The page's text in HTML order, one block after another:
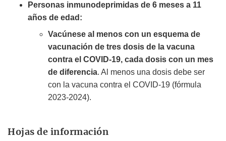
Personas inmunodeprimidas de 6 meses a 11
años de edad:
Vacúnese al menos con un esquema de
vacunación de tres dosis de la vacuna
contra el COVID-19, cada dosis con un mes
de diferencia. Al menos una dosis debe ser
con la vacuna contra el COVID-19 (fórmula
2023-2024).
Hojas de información